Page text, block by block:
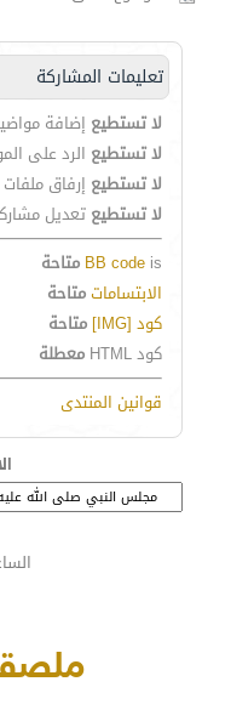
تعليمات المشاركة
لا تستطيع إضافة
لا تستطيع الرد على
لا تستطيع إرفاق ملفات
لا تستطيعتعديل
BB code is
متاحة
الابتساماتمتاحة
كود [IMG]
متاحة
كود HTML
معطلة
قوانين المنتدى